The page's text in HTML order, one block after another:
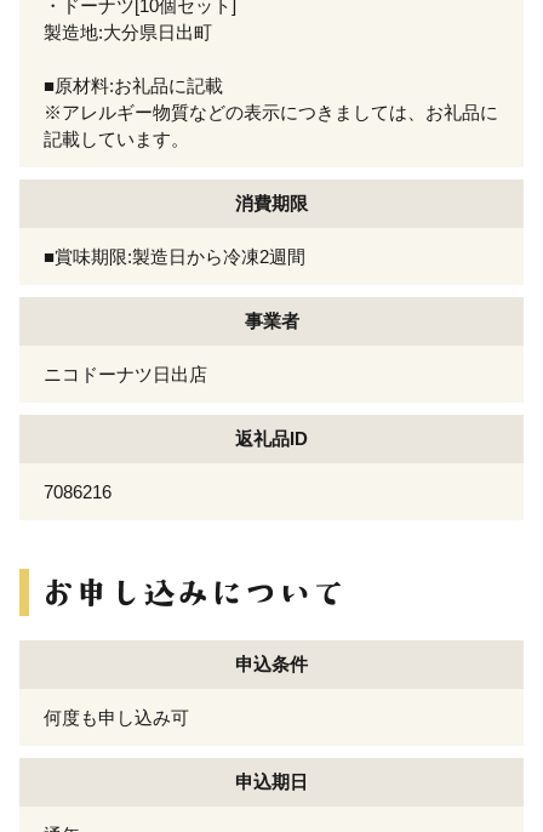
・ドーナツ[10個セット]
製造地:大分県日出町
■原材料:お礼品に記載
※アレルギー物質などの表示につきましては、お礼品に
記載しています。
消費期限
■賞味期限:製造日から冷凍2週間
事業者
ニコドーナツ日出店
返礼品ID
7086216
申込条件
何度も申し込み可
申込期日